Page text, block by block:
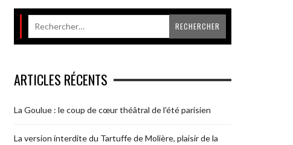
ARTICLES RÉCENTS
La Goulue : le coup de cœur théâtral de l’été parisien
La version interdite du Tartuffe de Molière, plaisir de la